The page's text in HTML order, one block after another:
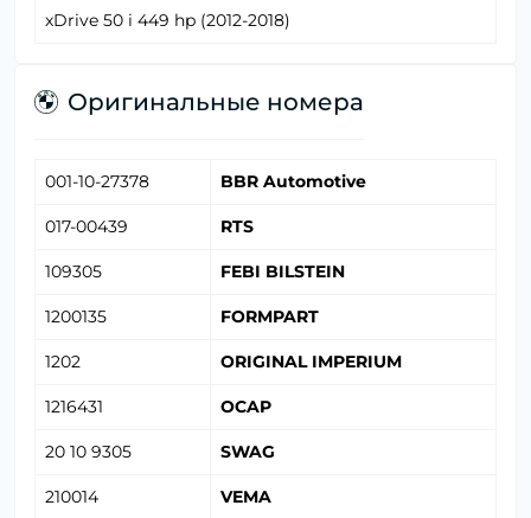
xDrive 50 i 449 hp (2012-2018)
Оригинальные номера
001-10-27378 BBR Automotive
017-00439 RTS
109305 FEBI BILSTEIN
1200135 FORMPART
1202 ORIGINAL IMPERIUM
1216431 OCAP
20 10 9305 SWAG
210014 VEMA